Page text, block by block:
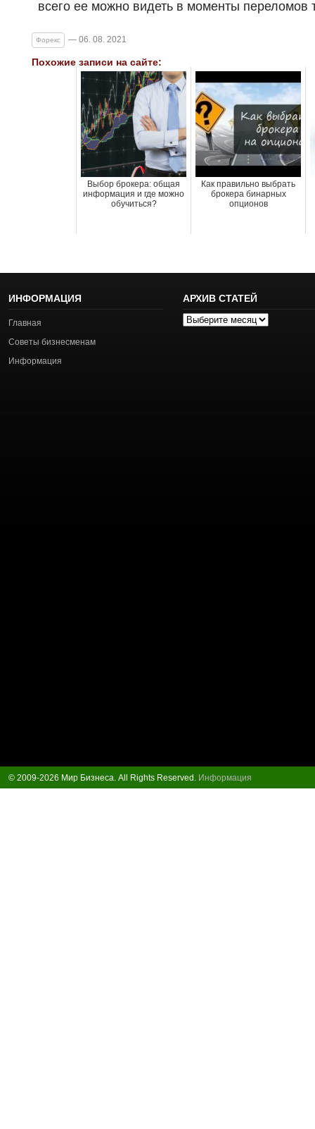
всего ее можно видеть в моменты переломов
Форекс — 06. 08. 2021
Похожие записи на сайте:
Выбор брокера: общая
информация и где можно
обучиться?
Как правильно выбрать
брокера бинарных
опционов
ИНФОРМАЦИЯ
Главная
Советы бизнесменам
Информация
АРХИВ СТАТЕЙ
Архив
© 2009-2026 Мир Бизнеса. All Rights Reserved. Информация